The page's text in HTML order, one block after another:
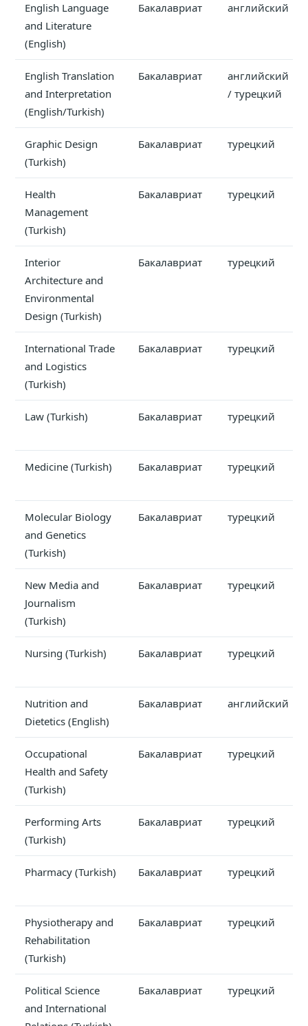
English Language
and Literature
(English)
Бакалавриат английский
English Translation
and Interpretation
(English/Turkish)
Бакалавриат
английский
/ турецкий
Graphic Design
(Turkish)
Бакалавриат турецкий
Health
Management
(Turkish)
Бакалавриат турецкий
Interior
Architecture and
Environmental
Design (Turkish)
Бакалавриат турецкий
International Trade
and Logistics
(Turkish)
Бакалавриат турецкий
Law (Turkish) Бакалавриат турецкий
Medicine (Turkish) Бакалавриат турецкий
Molecular Biology
and Genetics
(Turkish)
Бакалавриат турецкий
New Media and
Journalism
(Turkish)
Бакалавриат турецкий
Nursing (Turkish) Бакалавриат турецкий
Nutrition and
Dietetics (English)
Бакалавриат английский
Occupational
Health and Safety
(Turkish)
Бакалавриат турецкий
Performing Arts
(Turkish)
Бакалавриат турецкий
Pharmacy (Turkish) Бакалавриат турецкий
Physiotherapy and
Rehabilitation
(Turkish)
Бакалавриат турецкий
Political Science
and International
Бакалавриат турецкий